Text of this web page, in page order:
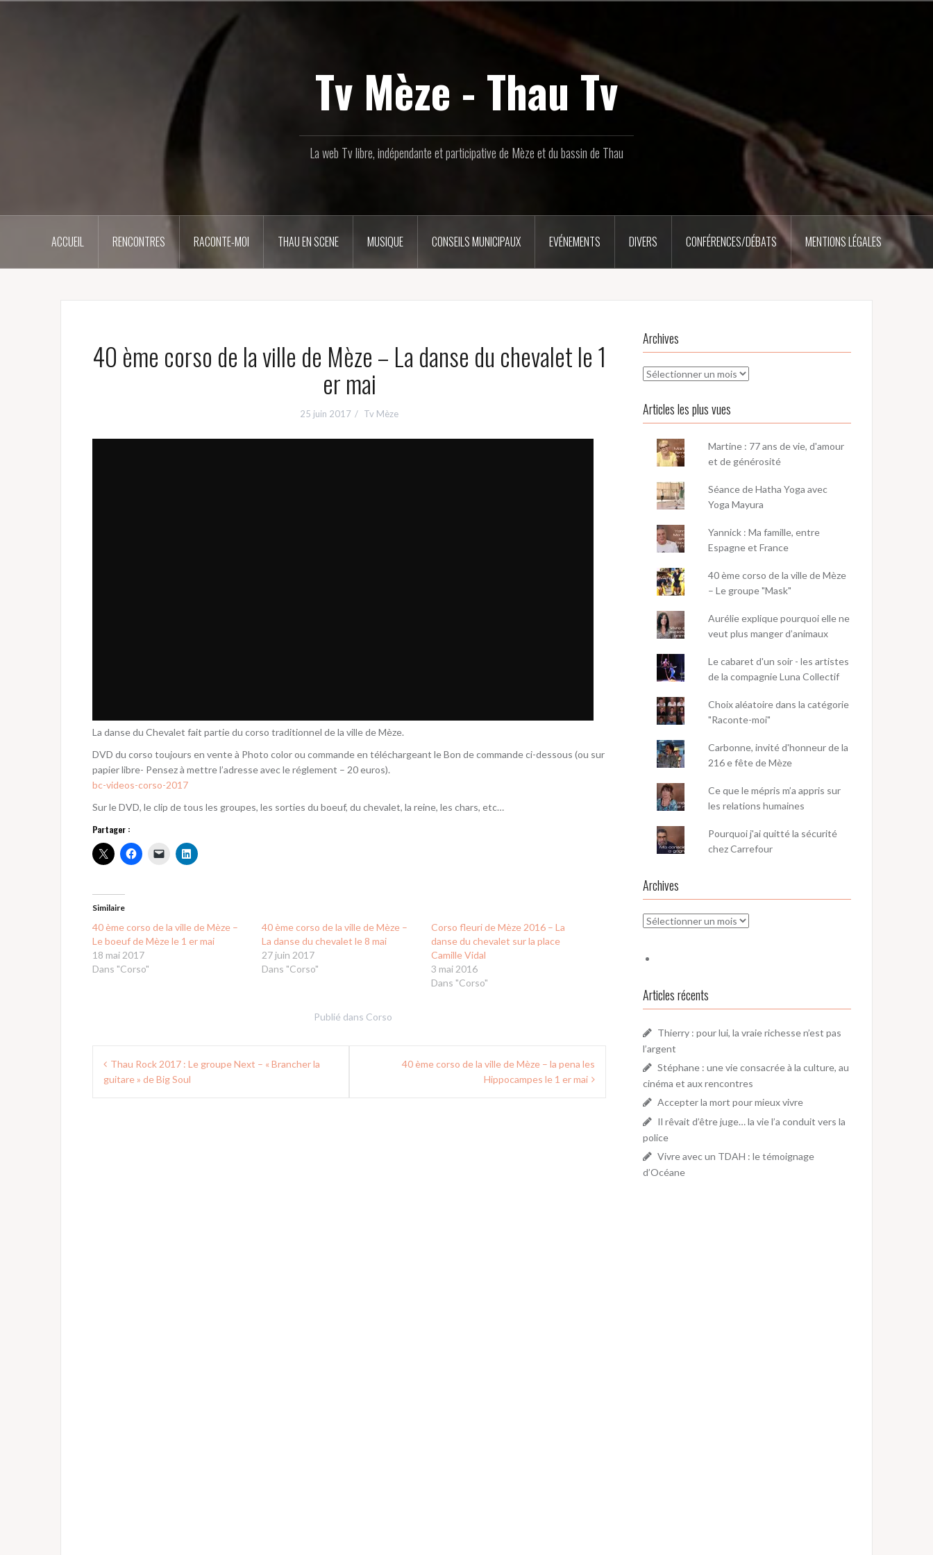
Tv Mèze - Thau Tv
La web Tv libre, indépendante et participative de Mèze et du bassin de Thau
ACCUEIL RENCONTRES RACONTE-MOI THAU EN SCENE MUSIQUE CONSEILS MUNICIPAUX EVÉNEMENTS DIVERS CONFÉRENCES/DÉBATS MENTIONS LÉGALES
40 ème corso de la ville de Mèze – La danse du chevalet le 1
er mai
25 juin 2017 Tv Mèze
La danse du Chevalet fait partie du corso traditionnel de la ville de Mèze.
DVD du corso toujours en vente à Photo color ou commande en téléchargeant le Bon de commande ci-dessous (ou sur
papier libre- Pensez à mettre l’adresse avec le réglement – 20 euros).
bc-videos-corso-2017
Sur le DVD, le clip de tous les groupes, les sorties du boeuf, du chevalet, la reine, les chars, etc…
Partager :
Similaire
40 ème corso de la ville de Mèze –
Le boeuf de Mèze le 1 er mai
18 mai 2017
Dans "Corso"
40 ème corso de la ville de Mèze –
La danse du chevalet le 8 mai
27 juin 2017
Dans "Corso"
Corso fleuri de Mèze 2016 – La
danse du chevalet sur la place
Camille Vidal
3 mai 2016
Dans "Corso"
Publié dans Corso
Navigation
de Thau Rock 2017 : Le groupe Next – « Brancher la
guitare » de Big Soul
40 ème corso de la ville de Mèze – la pena les
Hippocampes le 1 er mai
Archives
Archives
Articles les plus vues
Martine : 77 ans de vie, d'amour
et de générosité
Séance de Hatha Yoga avec
Yoga Mayura
Yannick : Ma famille, entre
Espagne et France
40 ème corso de la ville de Mèze
– Le groupe "Mask"
Aurélie explique pourquoi elle ne
veut plus manger d’animaux
Le cabaret d'un soir - les artistes
de la compagnie Luna Collectif
Choix aléatoire dans la catégorie
"Raconte-moi"
Carbonne, invité d'honneur de la
216 e fête de Mèze
Ce que le mépris m’a appris sur
les relations humaines
Pourquoi j'ai quitté la sécurité
chez Carrefour
Archives
Archives
Articles récents
Thierry : pour lui, la vraie richesse n’est pas
l’argent
Stéphane : une vie consacrée à la culture, au
cinéma et aux rencontres
Accepter la mort pour mieux vivre
Il rêvait d’être juge… la vie l’a conduit vers la
police
Vivre avec un TDAH : le témoignage
d’Océane